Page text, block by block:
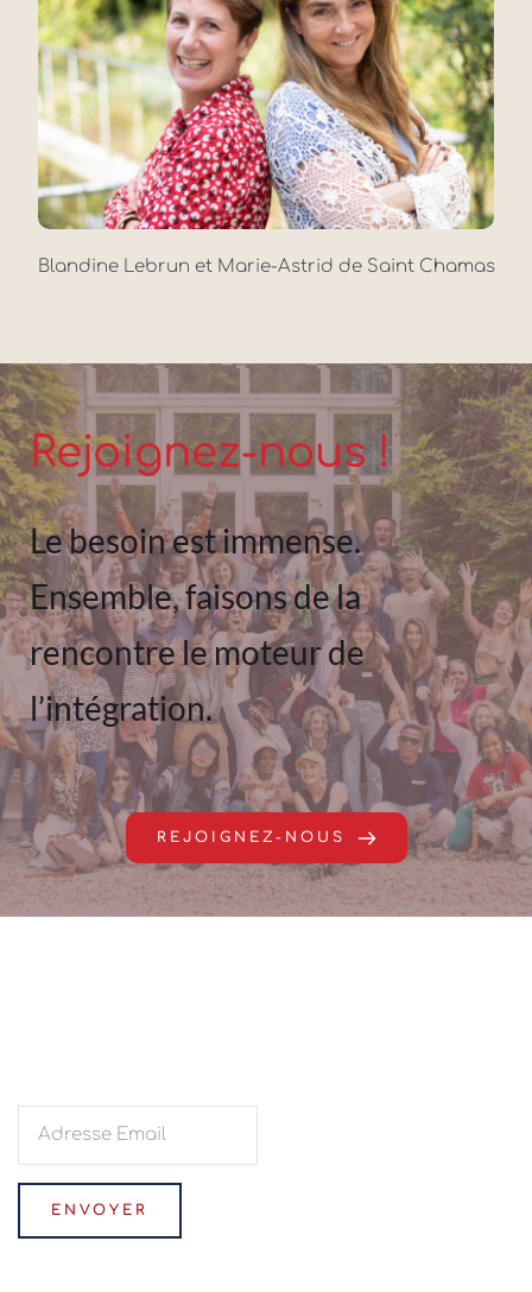
Blandine Lebrun et Marie-Astrid de Saint Chamas
Rejoignez-nous !
Le besoin est immense.
Ensemble, faisons de la
rencontre le moteur de
l’intégration.
REJOIGNEZ-NOUS
ENVOYER